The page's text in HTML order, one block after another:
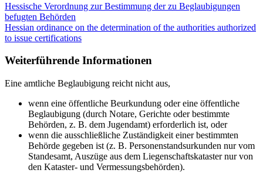
Hessische Verordnung zur Bestimmung der zu Beglaubigungen
befugten Behörden
Hessian ordinance on the determination of the authorities authorized
to issue certifications
Weiterführende Informationen
Eine amtliche Beglaubigung reicht nicht aus,
wenn eine öffentliche Beurkundung oder eine öffentliche
Beglaubigung (durch Notare, Gerichte oder bestimmte
Behörden, z. B. dem Jugendamt) erforderlich ist, oder
wenn die ausschließliche Zuständigkeit einer bestimmten
Behörde gegeben ist (z. B. Personenstandsurkunden nur vom
Standesamt, Auszüge aus dem Liegenschaftskataster nur von
den Kataster- und Vermessungsbehörden).